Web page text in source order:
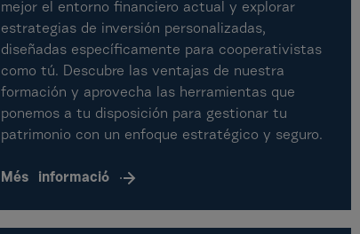
mejor el entorno financiero actual y explorar
estrategias de inversión personalizadas,
diseñadas específicamente para cooperativistas
como tú. Descubre las ventajas de nuestra
formación y aprovecha las herramientas que
ponemos a tu disposición para gestionar tu
patrimonio con un enfoque estratégico y seguro.
Més informació